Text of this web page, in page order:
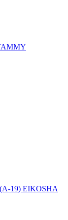
19) EIKOSHA